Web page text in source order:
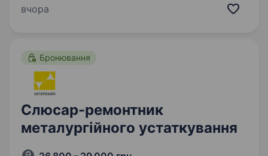
Це сучасне автоматизоване підприємство,
вчора
Бронювання
Слюсар-ремонтник
металургійного устаткування